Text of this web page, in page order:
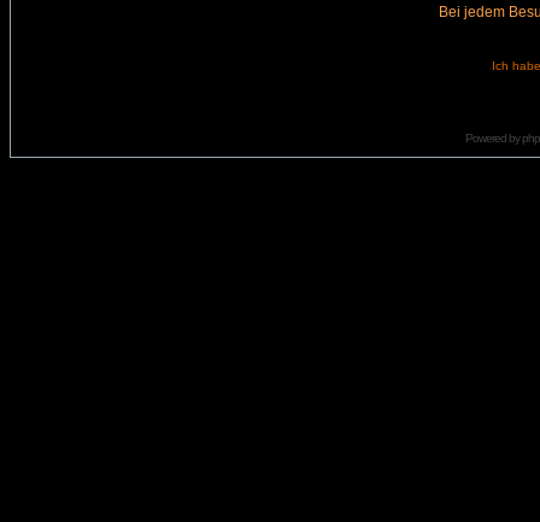
Bei jedem
Ich
Powered by